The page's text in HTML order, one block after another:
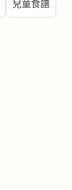
兒童食譜